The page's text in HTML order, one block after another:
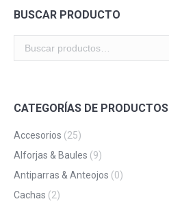
BUSCAR PRODUCTO
CATEGORÍAS DE PRODUCTOS
Accesorios (25)
Alforjas & Baules (9)
Antiparras & Anteojos (0)
Cachas (2)